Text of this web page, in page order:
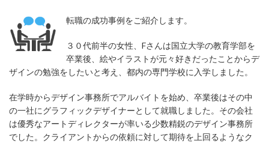
転職の成功事例をご紹介します。
３０代前半の女性、Fさんは国立大学の教育学部を
卒業後、絵やイラストが元々好きだったことからデ
ザインの勉強をしたいと考え、都内の専門学校に入学しました。
在学時からデザイン事務所でアルバイトを始め、卒業後はその中
の一社にグラフィックデザイナーとして就職しました。その会社
は優秀なアートディレクターが率いる少数精鋭のデザイン事務所
でした。クライアントからの依頼に対して期待を上回るようなク